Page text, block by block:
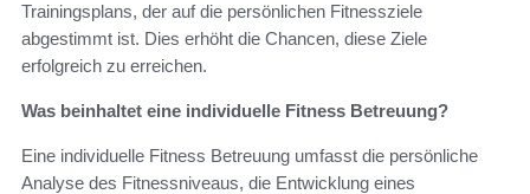
Trainingsplans, der auf die persönlichen Fitnessziele
abgestimmt ist. Dies erhöht die Chancen, diese Ziele
erfolgreich zu erreichen.
Was beinhaltet eine individuelle Fitness Betreuung?
Eine individuelle Fitness Betreuung umfasst die persönliche
Analyse des Fitnessniveaus, die Entwicklung eines